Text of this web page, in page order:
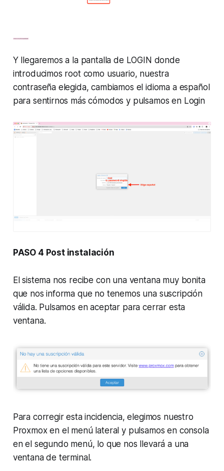
Y llegaremos a la pantalla de LOGIN donde
introducimos root como usuario, nuestra
contraseña elegida, cambiamos el idioma a español
para sentirnos más cómodos y pulsamos en Login
PASO 4 Post instalación
El sistema nos recibe con una ventana muy bonita
que nos informa que no tenemos una suscripción
válida. Pulsamos en aceptar para cerrar esta
ventana.
Para corregir esta incidencia, elegimos nuestro
Proxmox en el menú lateral y pulsamos en consola
en el segundo menú, lo que nos llevará a una
ventana de terminal.